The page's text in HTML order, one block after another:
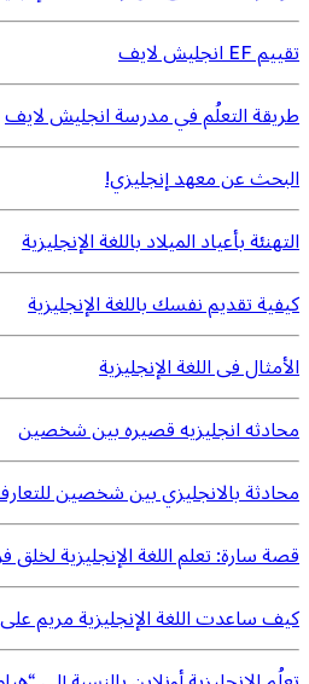
تقييم EF انجليش لايف
طريقة التعلُم في مدرسة انجليش لايف
البحث عن معهد إنجليزي!
التهنئة بأعياد الميلاد باللغة الإنجليزية
كيفية تقديم نفسك باللغة الإنجليزية
الأمثال فى اللغة الإنجليزية
محادثه انجليزيه قصيره بين شخصين
محادثة بالانجليزي بين شخصين
قصة سارة: تعلم اللغة الإنجليزية
كيف ساعدت اللغة الإنجليزية مريم